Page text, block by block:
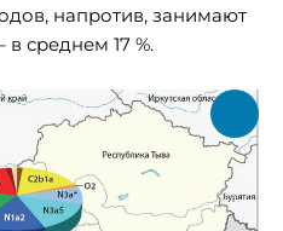
напротив, занимают
среднем 17 %.